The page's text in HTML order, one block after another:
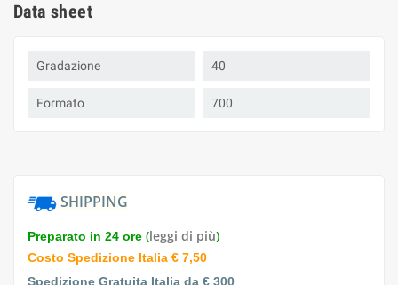
Data sheet
Gradazione 40
Formato 700
SHIPPING
Preparato in 24 ore (leggi di più)
Costo Spedizione Italia € 7,50
Spedizione Gratuita Italia da € 300